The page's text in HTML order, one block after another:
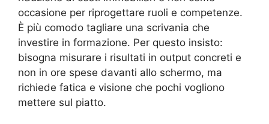
occasione per riprogettare ruoli e competenze.
È più comodo tagliare una scrivania che
investire in formazione. Per questo insisto:
bisogna misurare i risultati in output concreti e
non in ore spese davanti allo schermo, ma
richiede fatica e visione che pochi vogliono
mettere sul piatto.